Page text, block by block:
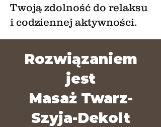
Twoją zdolność do relaksu
i codziennej aktywności.
Rozwiązaniem
jest
Masaż Twarz-
Szyja-Dekolt